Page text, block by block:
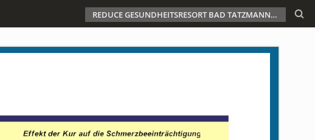
REDUCE GESUNDHEITSRESORT BAD TATZMANNSDORF